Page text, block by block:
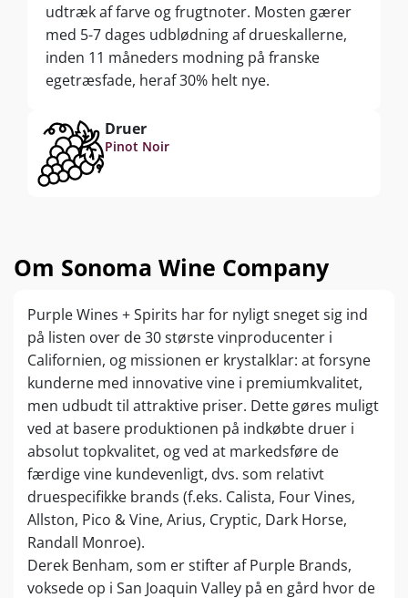
udtræk af farve og frugtnoter. Mosten gærer
med 5-7 dages udblødning af drueskallerne,
inden 11 måneders modning på franske
egetræsfade, heraf 30% helt nye.
Druer
Pinot Noir
Om Sonoma Wine Company
Purple Wines + Spirits har for nyligt sneget sig ind
på listen over de 30 største vinproducenter i
Californien, og missionen er krystalklar: at forsyne
kunderne med innovative vine i premiumkvalitet,
men udbudt til attraktive priser. Dette gøres muligt
ved at basere produktionen på indkøbte druer i
absolut topkvalitet, og ved at markedsføre de
færdige vine kundevenligt, dvs. som relativt
druespecifikke brands (f.eks. Calista, Four Vines,
Allston, Pico & Vine, Arius, Cryptic, Dark Horse,
Randall Monroe).
Derek Benham, som er stifter af Purple Brands,
voksede op i San Joaquin Valley på en gård hvor de